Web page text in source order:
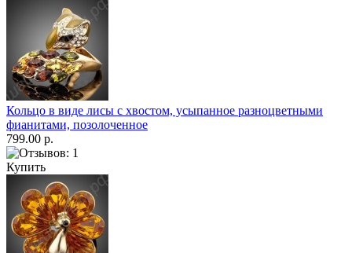
Кольцо в виде лисы с хвостом, усыпанное разноцветными
фианитами, позолоченное
799.00 р.
Купить